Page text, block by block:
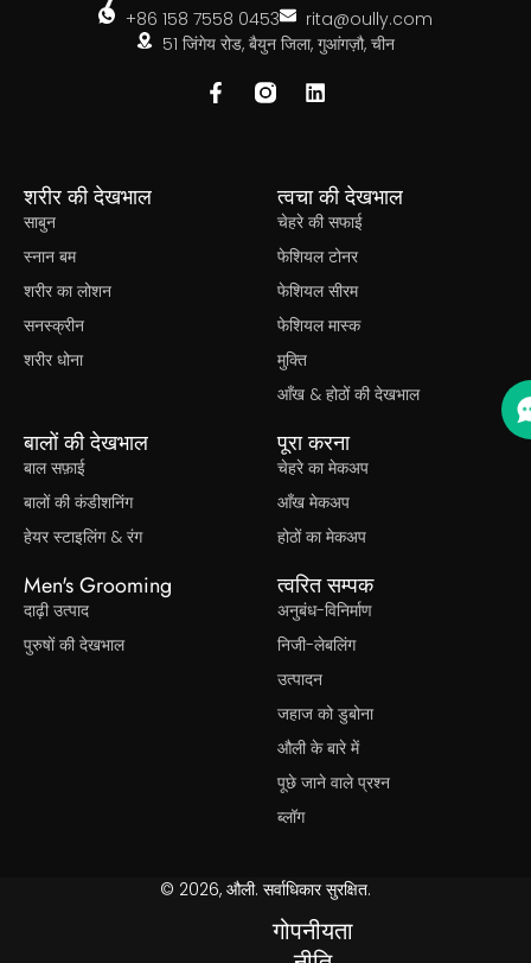
+86 158 7558 0453
rita@oully.com
51 जिंगेय रोड, बैयुन जिला, गुआंगज़ौ, चीन
शरीर की देखभाल
साबुन
स्नान बम
शरीर का लोशन
सनस्क्रीन
शरीर धोना
त्वचा की देखभाल
चेहरे की सफाई
फेशियल टोनर
फेशियल सीरम
फेशियल मास्क
मुक्ति
आँख & होठों की देखभाल
बालों की देखभाल
बाल सफ़ाई
बालों की कंडीशनिंग
हेयर स्टाइलिंग & रंग
पूरा करना
चेहरे का मेकअप
आँख मेकअप
होठों का मेकअप
Men's Grooming
दाढ़ी उत्पाद
पुरुषों की देखभाल
त्वरित सम्पक
अनुबंध-विनिर्माण
निजी-लेबलिंग
उत्पादन
जहाज को डुबोना
औली के बारे में
पूछे जाने वाले प्रश्न
ब्लॉग
© 2026, औली. सर्वाधिकार सुरक्षित.
गोपनीयता